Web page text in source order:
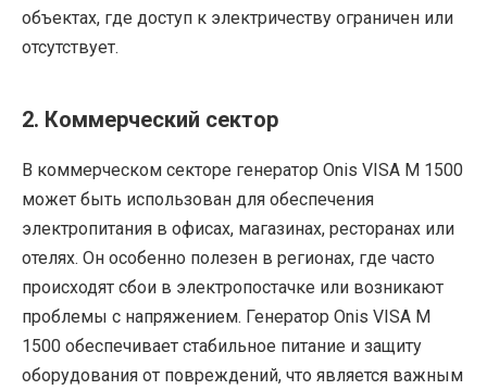
объектах, где доступ к электричеству ограничен или
отсутствует.
2. Коммерческий сектор
В коммерческом секторе генератор Onis VISA M 1500
может быть использован для обеспечения
электропитания в офисах, магазинах, ресторанах или
отелях. Он особенно полезен в регионах, где часто
происходят сбои в электропостачке или возникают
проблемы с напряжением. Генератор Onis VISA M
1500 обеспечивает стабильное питание и защиту
оборудования от повреждений, что является важным